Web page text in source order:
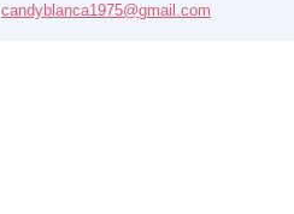
candyblanca1975@gmail.com